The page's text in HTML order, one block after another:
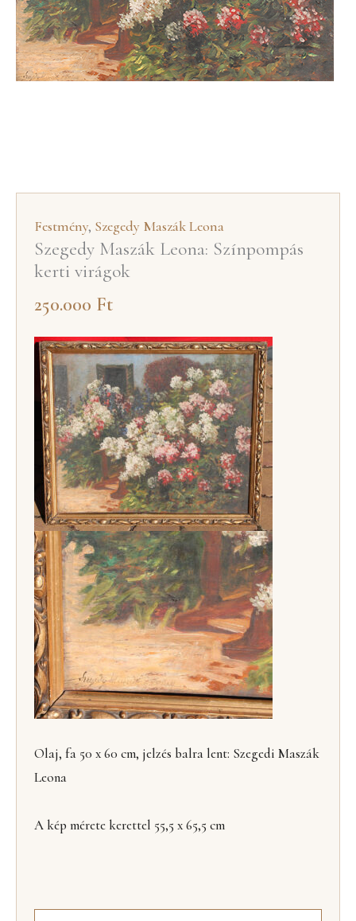
Festmény, Szegedy Maszák Leona
Szegedy Maszák Leona: Színpompás
kerti virágok
250.000 Ft
Olaj, fa 50 x 60 cm, jelzés balra lent: Szegedi Maszák
Leona
A kép mérete kerettel 55,5 x 65,5 cm